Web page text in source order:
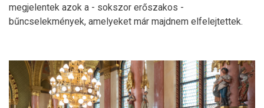
megjelentek azok a - sokszor erőszakos -
bűncselekmények, amelyeket már majdnem elfelejtettek.